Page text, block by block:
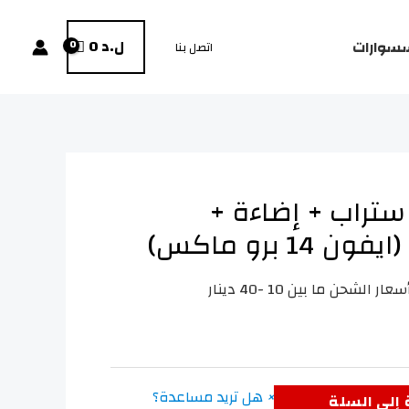
اتصل بنا ل.د
+ إضاءة +
برو ماكس)
الشحن ما بين 10 -40 دينار
إلى السلة × هل تريد مساعدة؟